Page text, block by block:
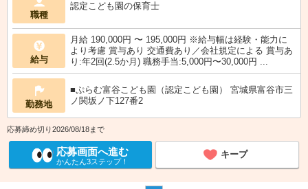
職種
認定こども園の保育士
給与
月給 190,000円 〜 195,000円 ※給与幅は経験・能力に
より考慮 賞与あり 交通費あり／会社規定による 賞与あ
り:年2回(2.5か月) 職務手当:5,000円〜30,000円 ...
勤務地
■ぷらむ富谷こども園（認定こども園） 宮城県富谷市三
ノ関坂ノ下127番2
応募締め切り2026/08/18まで
応募画面へ進む
かんたん3ステップ！
キープ